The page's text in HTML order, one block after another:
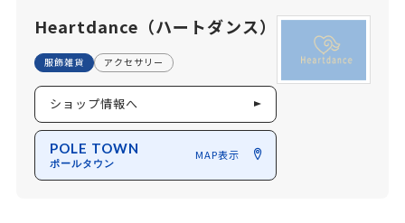
Heartdance（ハートダンス）
服飾雑貨 アクセサリー
ショップ情報へ
POLE TOWN
ポールタウン
MAP表示